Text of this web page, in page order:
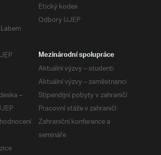
Etický kodex
Odbory UJEP
–
Mezinárodní spolupráce
Aktuální výzvy – studenti
Aktuální výzvy – zaměstnanci
Stipendijní pobyty v zahraničí
Pracovní stáže v zahraničí
Zahraniční konference a
semináře